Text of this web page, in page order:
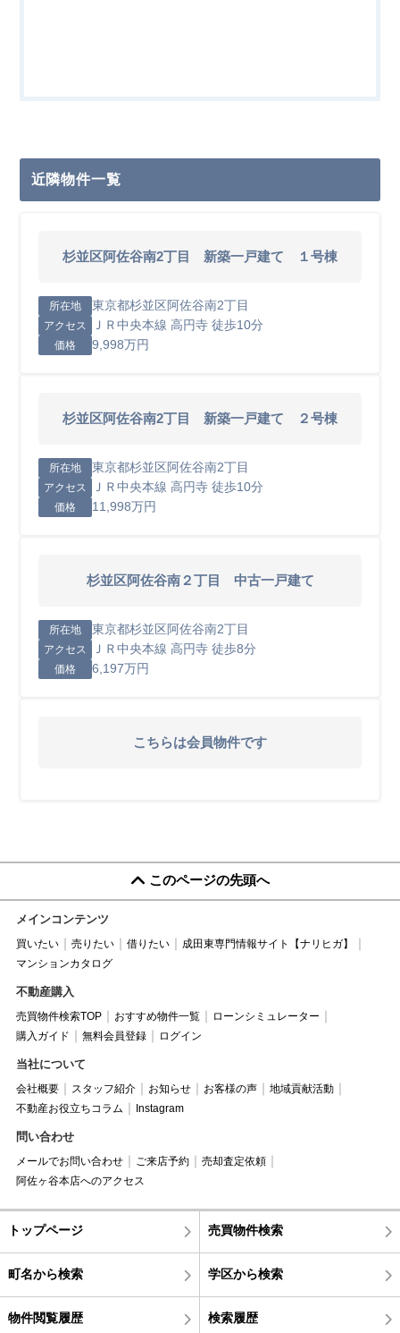
近隣物件一覧
杉並区阿佐谷南2丁目 新築一戸建て １号棟
所在地 東京都杉並区阿佐谷南2丁目
アクセス ＪＲ中央本線 高円寺 徒歩10分
価格 9,998万円
杉並区阿佐谷南2丁目 新築一戸建て ２号棟
所在地 東京都杉並区阿佐谷南2丁目
アクセス ＪＲ中央本線 高円寺 徒歩10分
価格 11,998万円
杉並区阿佐谷南２丁目 中古一戸建て
所在地 東京都杉並区阿佐谷南2丁目
アクセス ＪＲ中央本線 高円寺 徒歩8分
価格 6,197万円
こちらは会員物件です
このページの先頭へ
メインコンテンツ
買いたい 売りたい 借りたい
成田東専門情報サイト【ナリヒガ】
マンションカタログ
不動産購入
売買物件検索TOP おすすめ物件一覧
ローンシミュレーター
購入ガイド
無料会員登録 ログイン
当社について
会社概要 スタッフ紹介 お知らせ お客様の声
地域貢献活動
不動産お役立ちコラム
Instagram
問い合わせ
メールでお問い合わせ ご来店予約
売却査定依頼
阿佐ヶ谷本店へのアクセス
トップページ 売買物件検索
町名から検索 学区から検索
物件閲覧履歴 検索履歴